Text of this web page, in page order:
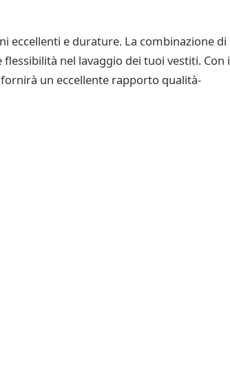
eccellenti e durature. La combinazione di
nel lavaggio dei tuoi vestiti. Con i
un eccellente rapporto qualità-